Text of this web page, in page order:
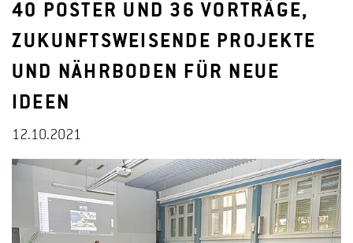
40 POSTER UND 36 VORTRÄGE,
ZUKUNFTSWEISENDE PROJEKTE
UND NÄHRBODEN FÜR NEUE
IDEEN
12.10.2021